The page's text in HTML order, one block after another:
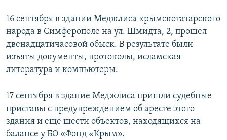
16 сентября в здании Меджлиса крымскотатарского
народа в Симферополе на ул. Шмидта, 2, прошел
двенадцатичасовой обыск. В результате были
изъяты документы, протоколы, исламская
литература и компьютеры.
17 сентября в здание Меджлиса пришли судебные
приставы с предупреждением об аресте этого
здания и еще шести объектов, находящихся на
балансе у БО «Фонд «Крым».